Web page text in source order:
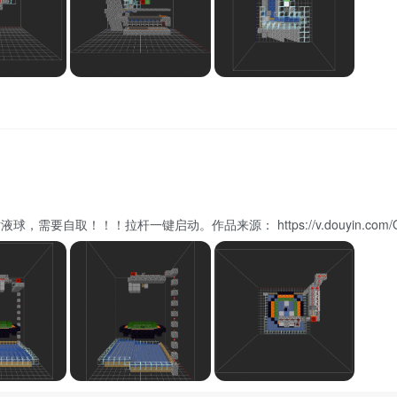
球，需要自取！！！拉杆一键启动。作品来源： https://